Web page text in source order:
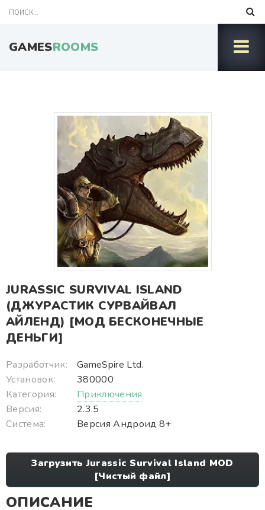
GAMESROOMS
JURASSIC SURVIVAL ISLAND
(ДЖУРАСТИК СУРВАЙВАЛ
АЙЛЕНД) [МОД БЕСКОНЕЧНЫЕ
ДЕНЬГИ]
Разработчик:
GameSpire Ltd.
Установок:
380000
Категория:
Приключения
Версия:
2.3.5
Система:
Версия Андроид 8+
Загрузить Jurassic Survival Island MOD
[Чистый файл]
ОПИСАНИЕ